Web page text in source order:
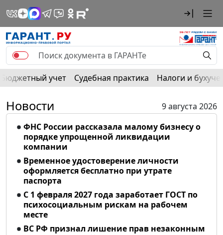
Бюджетный учет Судебная практика Налоги и
Новости
9 августа 2026
ФНС России рассказала малому бизнесу о
порядке упрощенной ликвидации
компании
Временное удостоверение личности
оформляется бесплатно при утрате
паспорта
С 1 февраля 2027 года заработает ГОСТ по
психосоциальным рискам на рабочем
месте
ВС РФ признал лишение прав незаконным